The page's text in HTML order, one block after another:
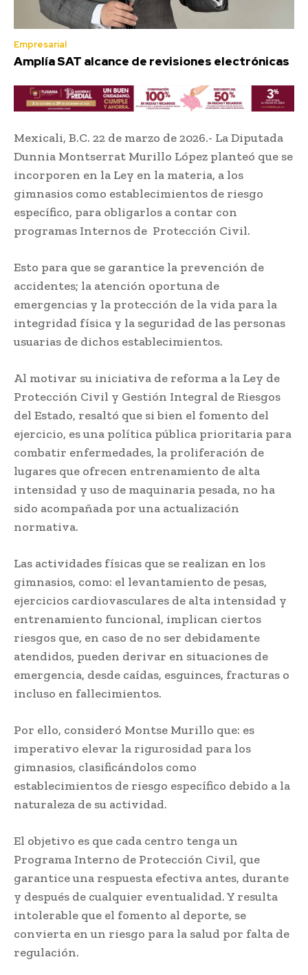
Empresarial
Amplía SAT alcance de revisiones electrónicas
Mexicali, B.C. 22 de marzo de 2026.- La Diputada
Dunnia Montserrat Murillo López planteó que se
incorporen en la Ley en la materia, a los
gimnasios como establecimientos de riesgo
específico, para obligarlos a contar con
programas Internos de Protección Civil.
Esto para que se garantice la prevención de
accidentes; la atención oportuna de
emergencias y la protección de la vida para la
integridad física y la seguridad de las personas
usuarias de dichos establecimientos.
Al motivar su iniciativa de reforma a la Ley de
Protección Civil y Gestión Integral de Riesgos
del Estado, resaltó que si bien el fomento del
ejercicio, es una política pública prioritaria para
combatir enfermedades, la proliferación de
lugares que ofrecen entrenamiento de alta
intensidad y uso de maquinaria pesada, no ha
sido acompañada por una actualización
normativa.
Las actividades físicas que se realizan en los
gimnasios, como: el levantamiento de pesas,
ejercicios cardiovasculares de alta intensidad y
entrenamiento funcional, implican ciertos
riesgos que, en caso de no ser debidamente
atendidos, pueden derivar en situaciones de
emergencia, desde caídas, esguinces, fracturas o
incluso en fallecimientos.
Por ello, consideró Montse Murillo que: es
imperativo elevar la rigurosidad para los
gimnasios, clasificándolos como
establecimientos de riesgo específico debido a la
naturaleza de su actividad.
El objetivo es que cada centro tenga un
Programa Interno de Protección Civil, que
garantice una respuesta efectiva antes, durante
y después de cualquier eventualidad. Y resulta
intolerable que el fomento al deporte, se
convierta en un riesgo para la salud por falta de
regulación.